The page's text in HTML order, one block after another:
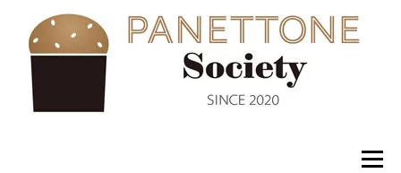
メニュー